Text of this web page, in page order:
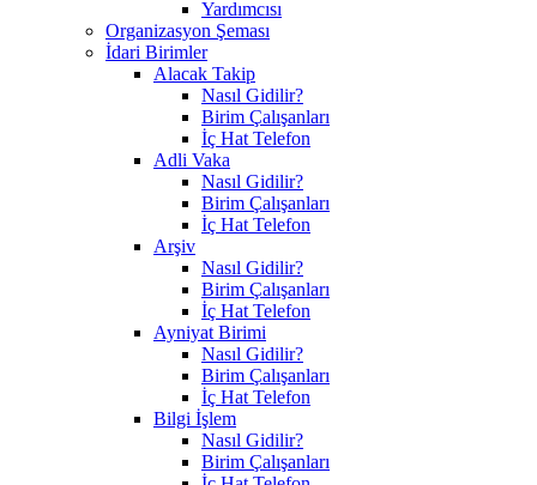
Yardımcısı
Organizasyon Şeması
İdari Birimler
Alacak Takip
Nasıl Gidilir?
Birim Çalışanları
İç Hat Telefon
Adli Vaka
Nasıl Gidilir?
Birim Çalışanları
İç Hat Telefon
Arşiv
Nasıl Gidilir?
Birim Çalışanları
İç Hat Telefon
Ayniyat Birimi
Nasıl Gidilir?
Birim Çalışanları
İç Hat Telefon
Bilgi İşlem
Nasıl Gidilir?
Birim Çalışanları